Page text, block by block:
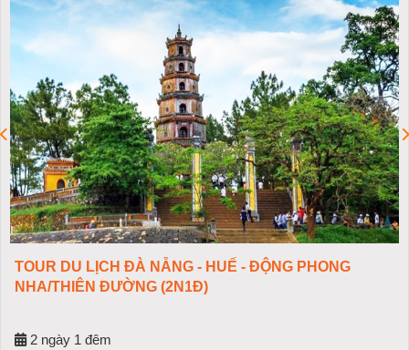
DU LỊCH ĐÀ NẴNG - HUẾ - ĐỘNG PHONG
THIÊN ĐƯỜNG (2N1Đ)
2 ngày 1 đêm